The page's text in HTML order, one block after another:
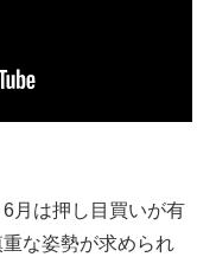
月は押し目買いが有
な姿勢が求められ